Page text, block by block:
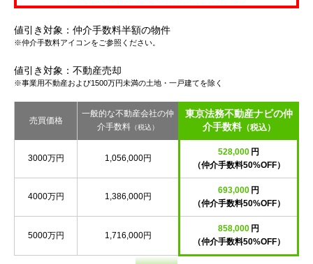
値引き対象：仲介手数料半額の物件
※仲介手数料アイコンをご参照ください。
値引き対象：不動産売却
※事業用不動産および1500万円未満の土地・一戸建てを除く
売買価格
一般的な不動産会社の仲
介手数料 （税込）
東京法務不動産ナビの仲
介手数料（税込）
3000万円 1,056,000円
528,000 円
（仲介手数料50%OFF）
4000万円 1,386,000円
693,000 円
（仲介手数料50%OFF）
5000万円 1,716,000円
858,000 円
（仲介手数料50%OFF）